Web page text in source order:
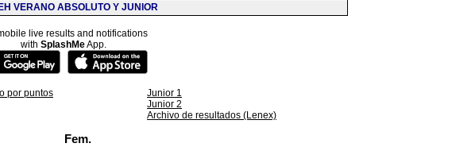
VERANO ABSOLUTO Y JUNIOR
live results and notifications
with SplashMeApp.
por puntos
Junior 1
Junior 2
Archivo de resultados (Lenex)
Fem.